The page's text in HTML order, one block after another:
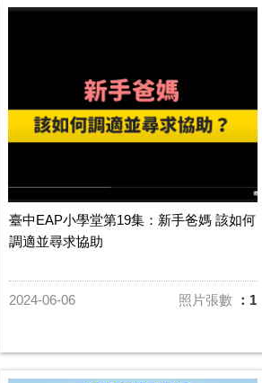
臺中EAP小學堂第19集：新手爸媽 該如何
調適並尋求協助
2024-06-06 照片張數 ：1